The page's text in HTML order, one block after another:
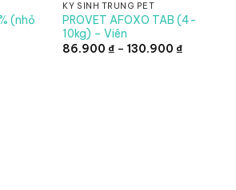
(nhỏ
KÝ SINH TRÙNG PET
PROVET AFOXO TAB (4-
10kg) – Viên
86.900 ₫ – 130.900 ₫Khoảng